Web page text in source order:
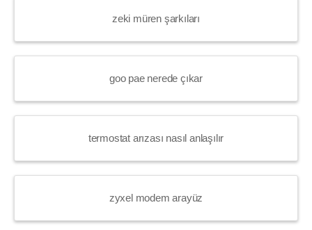
zeki müren şarkıları
goo pae nerede çıkar
termostat arızası nasıl anlaşılır
zyxel modem arayüz